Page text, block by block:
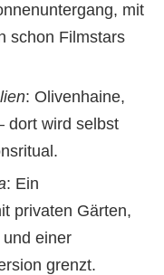
mit
schon Filmstars
: Olivenhaine,
dort wird selbst
: Ein
privaten Gärten,
einer
grenzt.